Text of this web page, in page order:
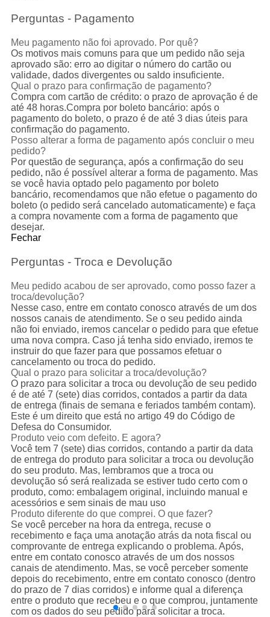
Perguntas - Pagamento
Meu pagamento não foi aprovado. Por quê?
Os motivos mais comuns para que um pedido não seja
aprovado são: erro ao digitar o número do cartão ou
validade, dados divergentes ou saldo insuficiente.
Qual o prazo para confirmação de pagamento?
Compra com cartão de crédito: o prazo de aprovação é de
até 48 horas.Compra por boleto bancário: após o
pagamento do boleto, o prazo é de até 3 dias úteis para
confirmação do pagamento.
Posso alterar a forma de pagamento após concluir o meu
pedido?
Por questão de segurança, após a confirmação do seu
pedido, não é possível alterar a forma de pagamento. Mas
se você havia optado pelo pagamento por boleto
bancário, recomendamos que não efetue o pagamento do
boleto (o pedido será cancelado automaticamente) e faça
a compra novamente com a forma de pagamento que
desejar.
Fechar
Perguntas - Troca e Devolução
Meu pedido acabou de ser aprovado, como posso fazer a
troca/devolução?
Nesse caso, entre em contato conosco através de um dos
nossos canais de atendimento. Se o seu pedido ainda
não foi enviado, iremos cancelar o pedido para que efetue
uma nova compra. Caso já tenha sido enviado, iremos te
instruir do que fazer para que possamos efetuar o
cancelamento ou troca do pedido.
Qual o prazo para solicitar a troca/devolução?
O prazo para solicitar a troca ou devolução de seu pedido
é de até 7 (sete) dias corridos, contados a partir da data
de entrega (finais de semana e feriados também contam).
Este é um direito que está no artigo 49 do Código de
Defesa do Consumidor.
Produto veio com defeito. E agora?
Você tem 7 (sete) dias corridos, contando a partir da data
de entrega do produto para solicitar a troca ou devolução
do seu produto. Mas, lembramos que a troca ou
devolução só será realizada se estiver tudo certo com o
produto, como: embalagem original, incluindo manual e
acessórios e sem sinais de mau uso
Produto diferente do que comprei. O que fazer?
Se você perceber na hora da entrega, recuse o
recebimento e faça uma anotação atrás da nota fiscal ou
comprovante de entrega explicando o problema. Após,
entre em contato conosco através de um dos nossos
canais de atendimento. Mas, se você perceber somente
depois do recebimento, entre em contato conosco (dentro
do prazo de 7 dias corridos) e informe qual a diferença
entre o produto que recebeu e o que comprou, juntamente
com os dados do seu pedido para solicitar a troca.